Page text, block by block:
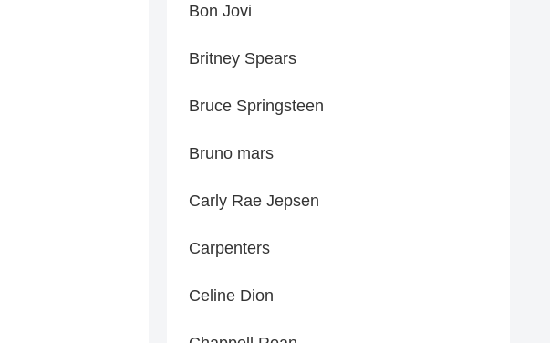
Bon Jovi
Britney Spears
Bruce Springsteen
Bruno mars
Carly Rae Jepsen
Carpenters
Celine Dion